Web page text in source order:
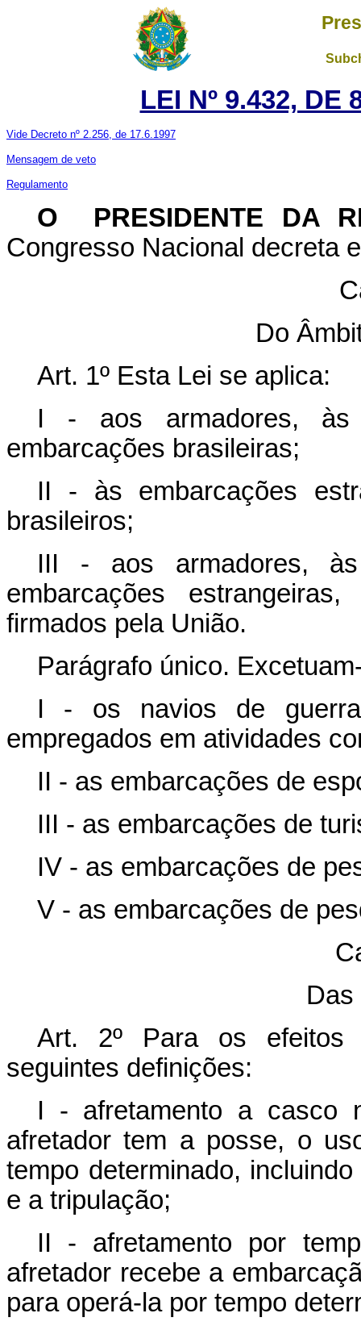
LEI Nº 9.432, DE
Vide Decreto nº 2.256, de 17.6.1997
Mensagem de veto
Regulamento
O PRESIDENTE DA
Congresso Nacional decreta
Do
Art. 1º Esta Lei se aplica:
I - aos armadores, às
embarcações brasileiras;
II - às embarcações
brasileiros;
III - aos armadores,
embarcações
firmados pela União.
Parágrafo único.
I - os navios de
empregados em atividades
II - as embarcações de
III - as embarcações de
IV - as embarcações de
V - as embarcações de
Das
Art. 2º Para os efeitos
seguintes definições:
I - afretamento a casco
afretador tem a posse, o
tempo determinado,
e a tripulação;
II - afretamento por
afretador recebe a
para operá-la por tempo